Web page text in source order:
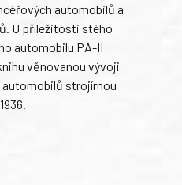
automobilů a
U příležitosti stého
automobilu PA-II
věnovanou vývoji
strojírnou